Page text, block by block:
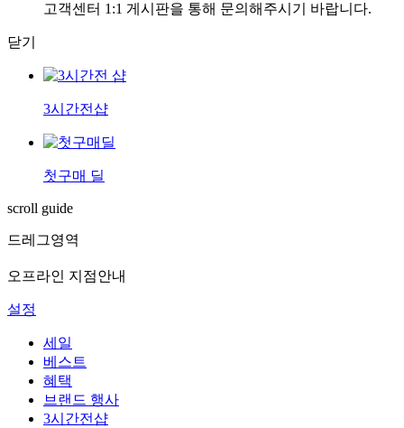
고객센터 1:1 게시판을 통해 문의해주시기 바랍니다.
닫기
3시간전샵
첫구매 딜
scroll guide
드레그영역
오프라인 지점안내
설정
세일
베스트
혜택
브랜드 행사
3시간전샵